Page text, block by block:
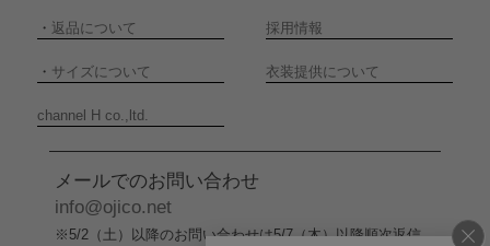
・ 返品について 採用情報
・ サイズについて 衣装提供について
channel H co.,ltd.
メールでのお問い合わせ
info@ojico.net
※5/2（土）以降のお問い合わせは5/7（木）以降順次返信